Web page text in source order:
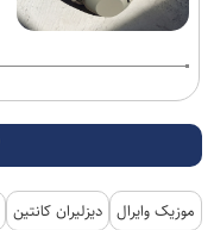
موزیک وایرال دیزلیران کانتین